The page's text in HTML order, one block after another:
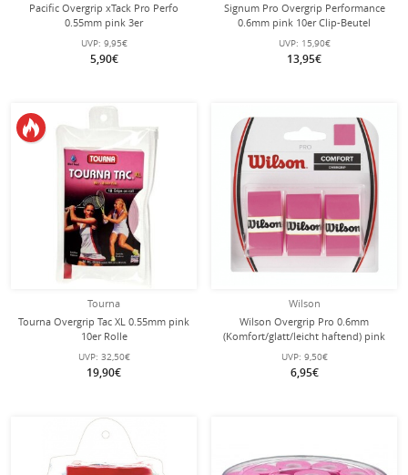
Pacific Overgrip xTack Pro Perfo
0.55mm pink 3er
UVP: 9,95€
5,90€
Signum Pro Overgrip Performance
0.6mm pink 10er Clip-Beutel
UVP: 15,90€
13,95€
Tourna
Tourna Overgrip Tac XL 0.55mm pink
10er Rolle
UVP: 32,50€
19,90€
Wilson
Wilson Overgrip Pro 0.6mm
(Komfort/glatt/leicht haftend) pink
3er
UVP: 9,50€
6,95€